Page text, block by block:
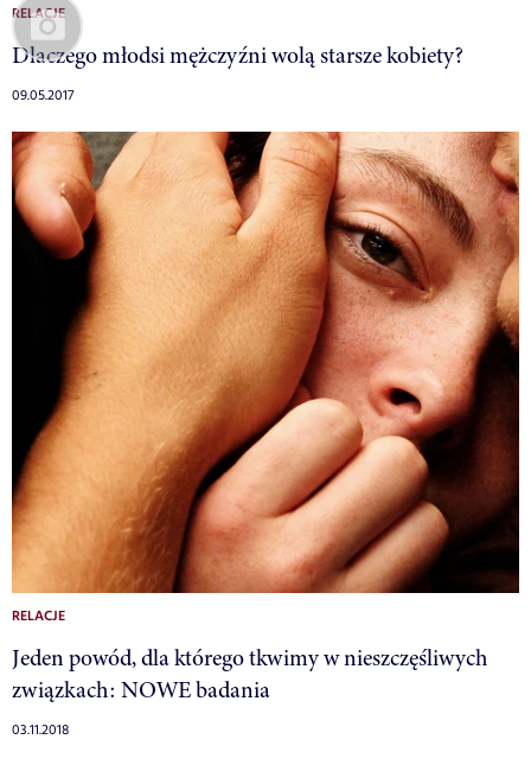
RELACJE
Dlaczego młodsi mężczyźni wolą starsze kobiety?
09.05.2017
RELACJE
Jeden powód, dla którego tkwimy w nieszczęśliwych
związkach: NOWE badania
03.11.2018